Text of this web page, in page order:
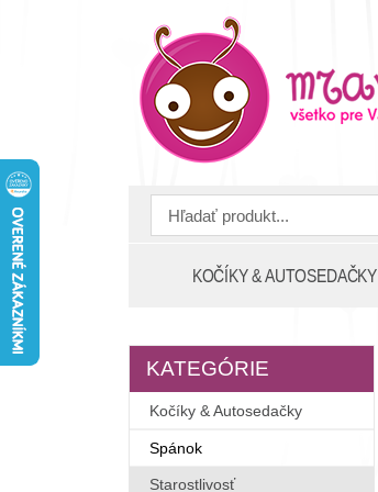
KOČÍKY & AUTOSEDAČKY
KATEGÓRIE
Kočíky & Autosedačky
Spánok
Starostlivosť